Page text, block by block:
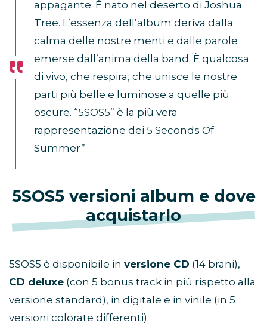
appagante. È nato nel deserto di Joshua
Tree. L’essenza dell’album deriva dalla
calma delle nostre menti e dalle parole
emerse dall’anima della band. È qualcosa
di vivo, che respira, che unisce le nostre
parti più belle e luminose a quelle più
oscure. “5SOS5” è la più vera
rappresentazione dei 5 Seconds Of
Summer”
5SOS5 versioni album e dove
acquistarlo
5SOS5 è disponibile in versione CD (14 brani),
CD deluxe (con 5 bonus track in più rispetto alla
versione standard), in digitale e in vinile (in 5
versioni colorate differenti).